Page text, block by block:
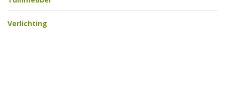
Verlichting